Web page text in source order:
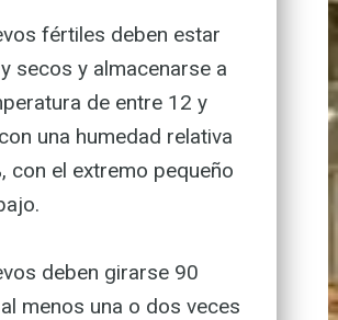
g
er
p r
fértiles deben estar
secos y almacenarse a
de entre 12 y
una humedad relativa
con el extremo pequeño
deben girarse 90
menos una o dos veces